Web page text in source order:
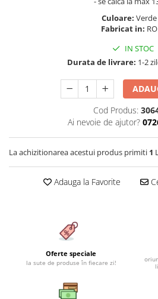
Cearceaf normal 6 piese
Cearceaf cu elastic
Lenjerii Pufoase Fluffy/ Rabbit
Bumbac Neted Nesatinat
Bumbac 100% Poplin Hobby
Lenjerii Satin Premium
Lenjerii Jacquard
Lenjerii Creponate
Lenjerii pentru PASTE
Set Lenjerie + Draperii Pat Dublu
Huse De Pat Tricotate 180x200cm
Huse Impermeabile 160x200cm
Culoare: Verde
Fabricat in: RO
IN STOC
Durata de livrare: 1-2
Cod Produs:
Ai nevoie de ajutor?
La achizitionarea acestui produs primiti 1
Adauga la Favorite
Oferte speciale
la sute de produse în fiecare zi!